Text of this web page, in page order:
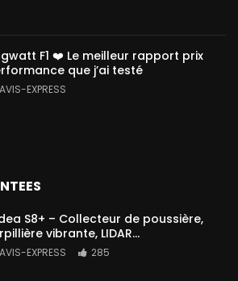
F1 ❤️ Le meilleur rapport prix
que j’ai testé
AVIS-EXPRESS
S8+ – Collecteur de poussière,
vibrante, LIDAR…
AVIS-EXPRESS 285